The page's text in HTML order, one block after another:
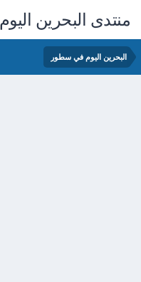
منتدى البحرين اليوم
البحرين اليوم في سطور